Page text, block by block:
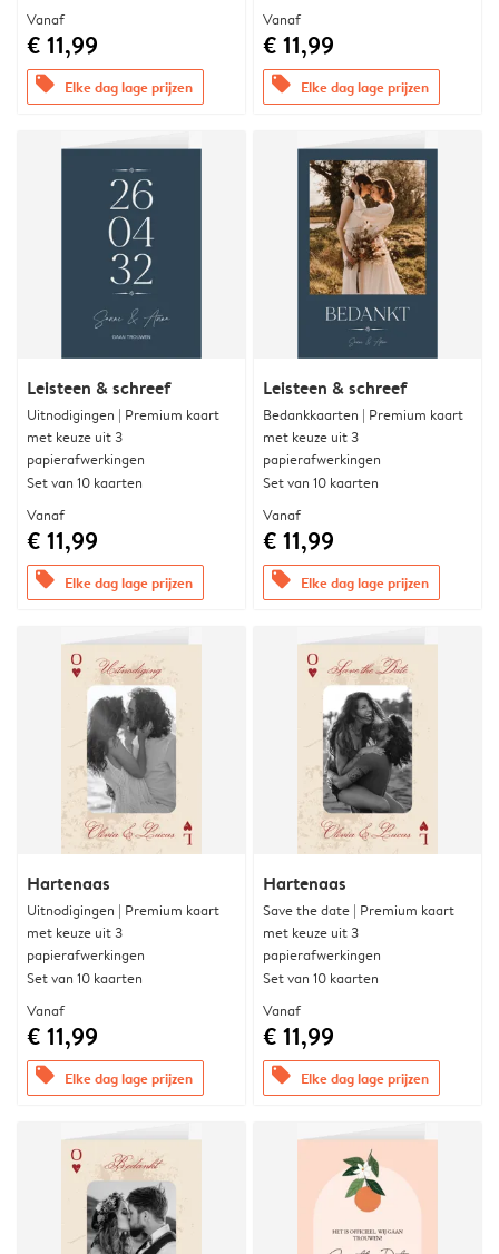
Vanaf
€ 11,99
offers Elke dag lage prijzen
Vanaf
€ 11,99
offers Elke dag lage prijzen
Leisteen & schreef
Uitnodigingen | Premium kaart
met keuze uit 3
papierafwerkingen
Set van 10 kaarten
Vanaf
€ 11,99
offers Elke dag lage prijzen
Leisteen & schreef
Bedankkaarten | Premium kaart
met keuze uit 3
papierafwerkingen
Set van 10 kaarten
Vanaf
€ 11,99
offers Elke dag lage prijzen
Hartenaas
Uitnodigingen | Premium kaart
met keuze uit 3
papierafwerkingen
Set van 10 kaarten
Vanaf
€ 11,99
offers Elke dag lage prijzen
Hartenaas
Save the date | Premium kaart
met keuze uit 3
papierafwerkingen
Set van 10 kaarten
Vanaf
€ 11,99
offers Elke dag lage prijzen